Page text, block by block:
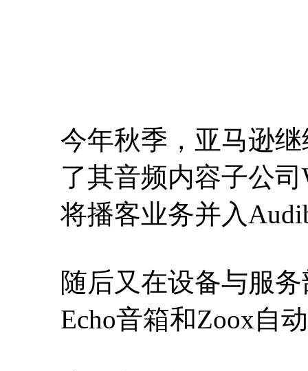
今年秋季，亚马逊
了其音频内容子公
将播客业务并入
随后又在设备与服
Echo音箱和Zoox自